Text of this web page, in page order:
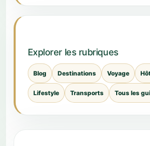
Explorer les rubriques
Blog Destinations Voyage
Lifestyle Transports Tous les